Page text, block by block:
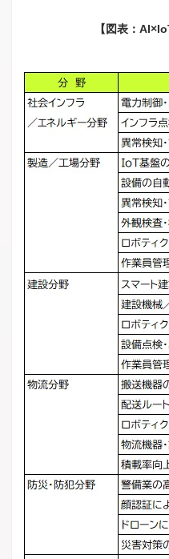
【図表：